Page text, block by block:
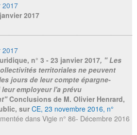
2017
2017
2017
, n° 3 - 23 janvier 2017, " Les
territoriales ne peuvent
jours de leur compte épargne-
employeur l'a prévu
Conclusions de M. Olivier Henrard,
sur CE, 23 novembre 2016, n°
dans Vigie n° 86- Décembre 2016